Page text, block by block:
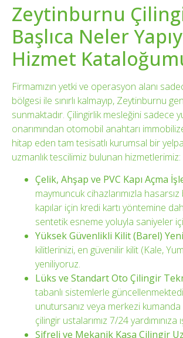
Zeytinburnu
Başlıca Neler
Hizmet
Firmamızın yetki ve operasyon alanı
bölgesi ile sınırlı kalmayıp, Zeytinburnu
sunmaktadır. Çilingirlik mesleğini sadece
onarımından otomobil anahtarı
hitap eden tam tesisatlı kurumsal bir
uzmanlık tescilimiz bulunan hizmetlerimiz:
Çelik, Ahşap ve PVC Kapı Açma
maymuncuk cihazlarımızla
kapılar için kredi kartı yöntemine
sentetik esneme yoluyla saniyeler
Yüksek Güvenlikli Kilit (Barel)
kilitlerinizi, en güvenilir kilit (Kale,
yeniliyoruz.
Lüks ve Standart Oto Çilingir
tabanlı sistemlerle
unutursanız veya merkezi
çilingir ustalarımız 7/24 yardımınıza
Şifreli ve Mekanik Kasa Çilingir